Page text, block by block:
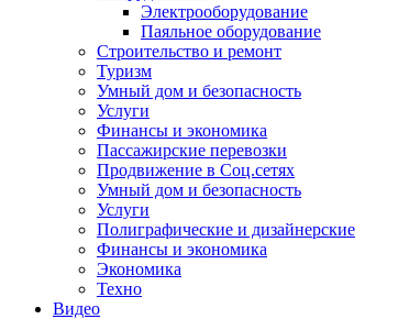
Электрооборудование
Паяльное оборудование
Строительство и ремонт
Туризм
Умный дом и безопасность
Услуги
Финансы и экономика
Пассажирские перевозки
Продвижение в Соц.сетях
Умный дом и безопасность
Услуги
Полиграфические и дизайнерские
Финансы и экономика
Экономика
Техно
Видео